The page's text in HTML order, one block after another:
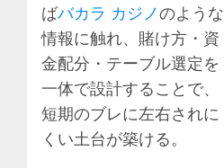
ばバカラ カジノのような
情報に触れ、賭け方・資
金配分・テーブル選定を
一体で設計することで、
短期のブレに左右されに
くい土台が築ける。